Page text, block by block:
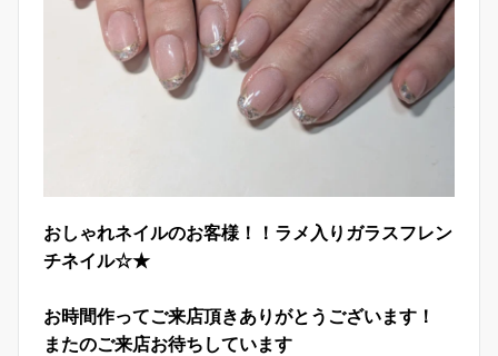
おしゃれネイルのお客様！！ラメ入りガラスフレン
チネイル☆★
お時間作ってご来店頂きありがとうございます！
またのご来店お待ちしています